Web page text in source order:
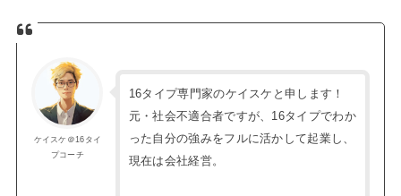
ケイスケ＠16タイ
プコーチ
16タイプ専門家のケイスケと申します！
元・社会不適合者ですが、16タイプでわか
った自分の強みをフルに活かして起業し、
現在は会社経営。